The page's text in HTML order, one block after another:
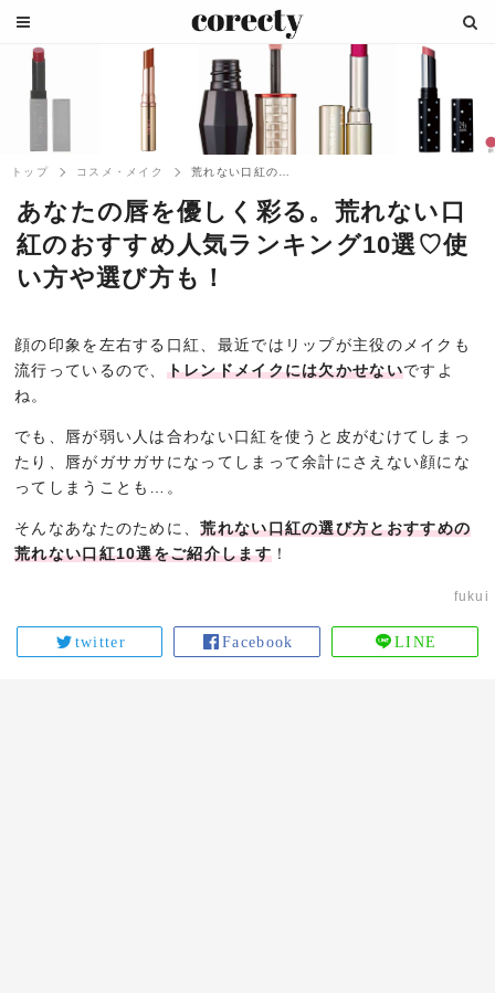
トップ コスメ・メイク
あなたの唇を優しく彩る。荒れない口
紅のおすすめ人気ランキング10選♡使
い方や選び方も！
顔の印象を左右する口紅、最近ではリップが主役のメイクも
流行っているので、 トレンドメイクには欠かせないですよ
ね。
でも、唇が弱い人は合わない口紅を使うと皮がむけてしまっ
たり、唇がガサガサになってしまって余計にさえない顔にな
ってしまうことも…。
そんなあなたのために、荒れない口紅の選び方とおすすめの
荒れない口紅10選をご紹介します！
fukui
twitter Facebook LINE